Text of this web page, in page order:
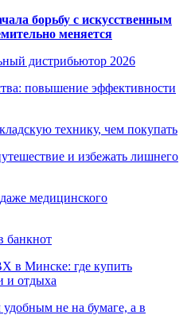
борьбу с искусственным
меняется
дистрибьютор 2026
повышение эффективности
технику, чем покупать
и избежать лишнего
медицинского
банкнот
в Минске: где купить
и отдыха
не на бумаге, а в